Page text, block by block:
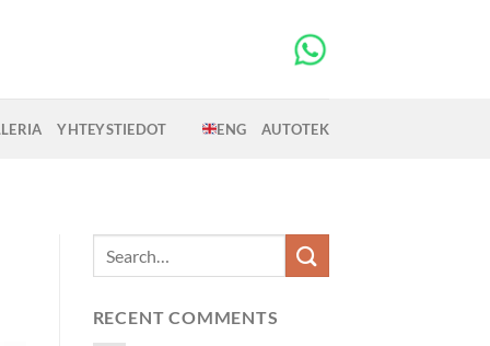
YHTEYSTIEDOT ENG AUTOTEK
RECENT COMMENTS